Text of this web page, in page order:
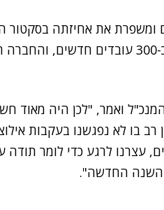
המשברים הגלובליים. רק בשנה האחרונה התווספו אלינו כ-300
ואמר, "לכן היה מאוד
בו לא נפגשנו בעקבות
עצרנו לרגע כדי לומר תודה
השנה החדשה".